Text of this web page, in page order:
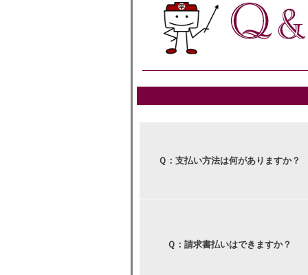
Ｑ：支払い方法は何がありますか？
Ｑ：請求書払いはできますか？